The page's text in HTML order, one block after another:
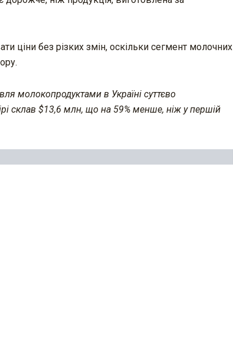
ціни без різких змін, оскільки сегмент молочних
молокопродуктами в Україні суттєво
склав $13,6 млн, що на 59% менше, ніж у першій